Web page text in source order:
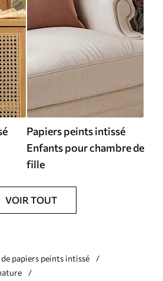
Papiers peints intissé
Enfants pour chambre de
fille
VOIR TOUT
papiers peints intissé